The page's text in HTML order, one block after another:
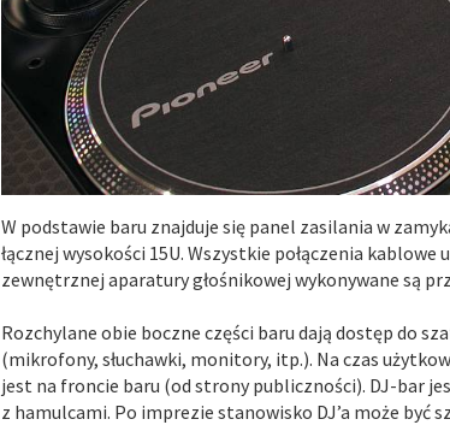
W podstawie baru znajduje się panel zasilania w
łącznej wysokości 15U. Wszystkie połączenia
zewnętrznej aparatury głośnikowej wykonywane są
Rozchylane obie boczne części baru dają dostęp do
(mikrofony, słuchawki, monitory, itp.). Na czas
jest na froncie baru (od strony publiczności). DJ-bar
z hamulcami. Po imprezie stanowisko DJ’a może być